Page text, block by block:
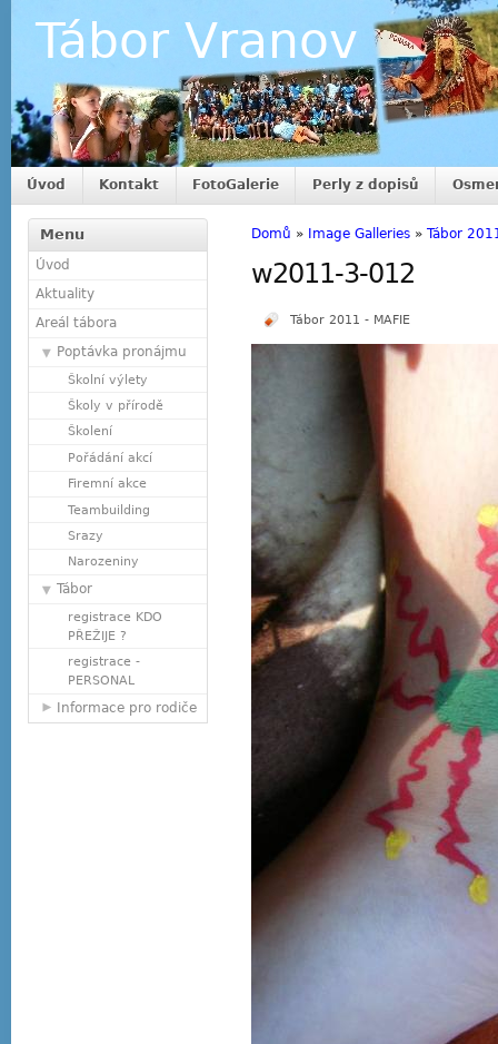
Tábor Vranov
Úvod Kontakt FotoGalerie Perly z dopisů
Menu
Úvod
Aktuality
Areál tábora
Poptávka pronájmu
Školní výlety
Školy v přírodě
Školení
Pořádání akcí
Firemní akce
Teambuilding
Srazy
Narozeniny
Tábor
registrace KDO
PŘEŽIJE ?
registrace -
PERSONAL
Informace pro rodiče
Domů » Image Galleries » Tábor
w2011-3-012
Tábor 2011 - MAFIE